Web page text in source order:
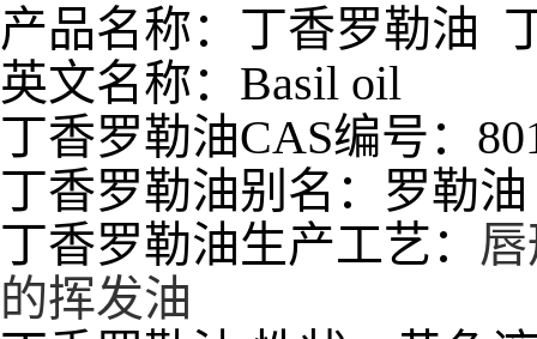
产品名称：丁香罗勒油
英文名称：Basil oil
丁香罗勒油CAS编号：
丁香罗勒油别名：罗勒
丁香罗勒油生产工艺：
的挥发油